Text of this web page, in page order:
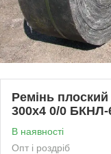
Ремінь плоский
300х4 0/0
В наявності
Опт і роздріб